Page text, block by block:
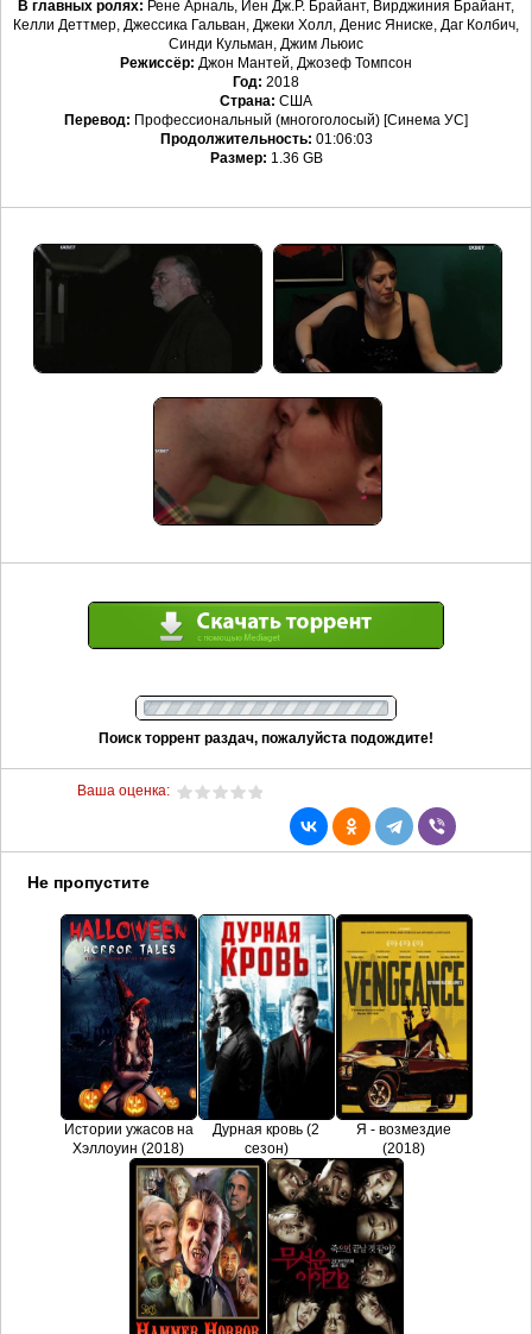
В главных ролях: Рене Арналь, Йен Дж.Р. Брайант, Вирджиния Брайант,
Келли Деттмер, Джессика Гальван, Джеки Холл, Денис Яниске, Даг Колбич,
Синди Кульман, Джим Льюис
Режиссёр: Джон Мантей, Джозеф Томпсон
Год: 2018
Страна: США
Перевод: Профессиональный (многоголосый) [Синема УС]
Продолжительность: 01:06:03
Размер: 1.36 GB
Поиск торрент раздач, пожалуйста подождите!
Ваша оценка:
Не пропустите
Истории ужасов на
Хэллоуин (2018)
Дурная кровь (2
сезон)
Я - возмездие
(2018)